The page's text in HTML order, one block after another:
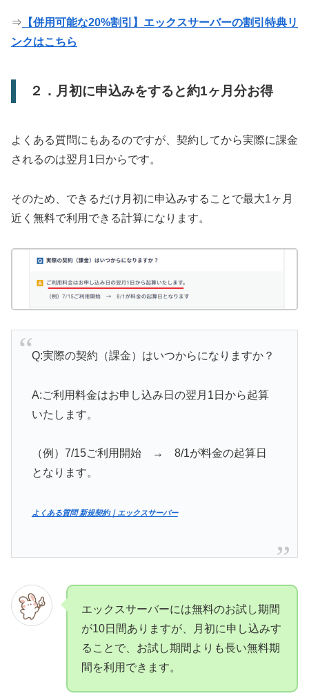
⇒ 【併用可能な20%割引】エックスサーバーの割引特典リ
ンクはこちら
２．月初に申込みをすると約1ヶ月分お得
よくある質問にもあるのですが、契約してから実際に課金
されるのは翌月1日からです。
そのため、できるだけ月初に申込みすることで最大1ヶ月
近く無料で利用できる計算になります。
Q:実際の契約（課金）はいつからになりますか？
A:ご利用料金はお申し込み日の翌月1日から起算
いたします。
（例）7/15ご利用開始 → 8/1が料金の起算日
となります。
よくある質問 新規契約｜エックスサーバー
エックスサーバーには無料のお試し期間
が10日間ありますが、月初に申し込みす
ることで、お試し期間よりも長い無料期
間を利用できます。